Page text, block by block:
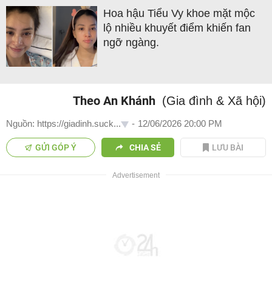
Hoa hậu Tiểu Vy khoe mặt mộc
lộ nhiều khuyết điểm khiến fan
ngỡ ngàng.
Theo An Khánh (Gia đình & Xã hội)
Nguồn: https://giadinh.suck... - 12/06/2026 20:00 PM
GỬI GÓP Ý CHIA SẺ LƯU BÀI